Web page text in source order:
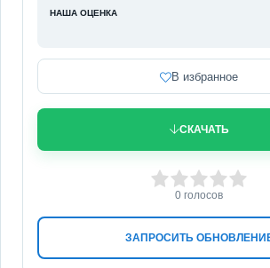
НАША ОЦЕНКА
В избранное
СКАЧАТЬ
ЗАПРОСИТЬ
3 4 5
0 голосов